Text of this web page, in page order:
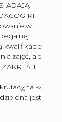
w
kwalifikacje
zajęć, ale
w
jest